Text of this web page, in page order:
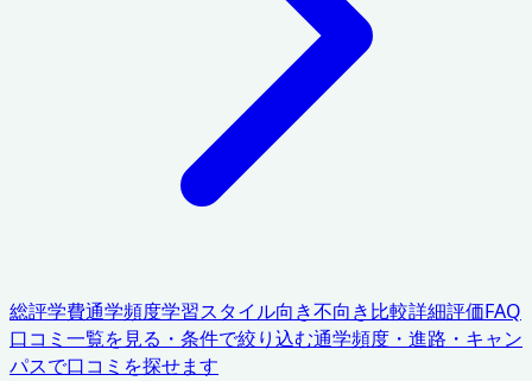
総評学費通学頻度学習スタイル向き不向き比較詳細評価FAQ
口コミ一覧を見る・条件で絞り込む通学頻度・進路・キャン
パスで口コミを探せます